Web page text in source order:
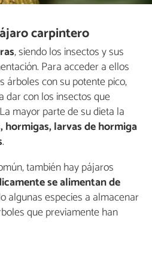
carpintero
, siendo los insectos y sus
Para acceder a ellos
árboles con su potente pico,
dar con los insectos que
mayor parte de su dieta la
hormigas, larvas de hormiga
.
también hay pájaros
se alimentan de
algunas especies a almacenar
que previamente han